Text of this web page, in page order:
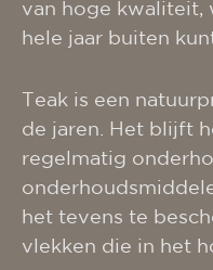
van hoge kwaliteit,
hele jaar buiten
Teak is een
de jaren. Het blijft
regelmatig
het tevens te
vlekken die in het